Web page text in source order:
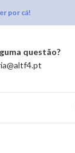
por cá!
questão?